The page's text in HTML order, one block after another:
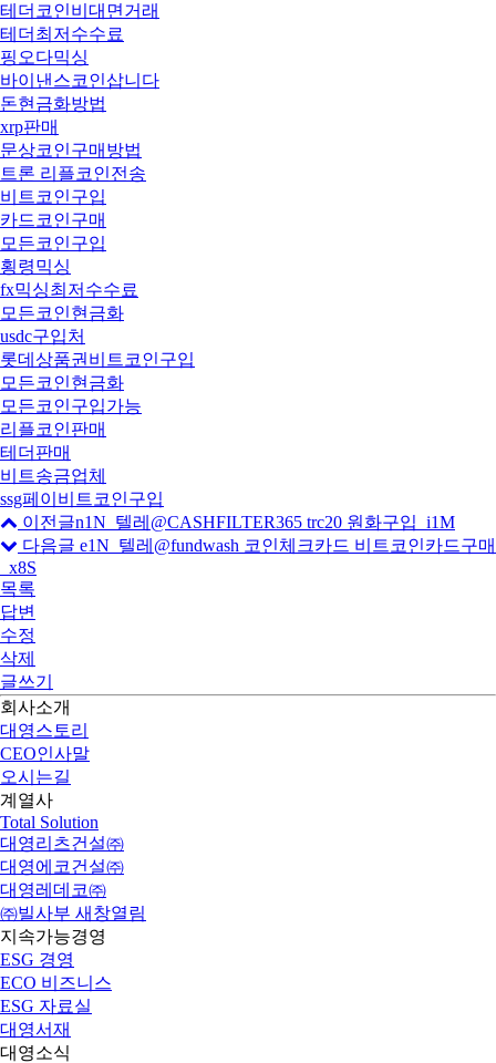
테더코인비대면거래
테더최저수수료
핑오다믹싱
바이낸스코인삽니다
돈현금화방법
xrp판매
문상코인구매방법
트론 리플코인전송
비트코인구입
카드코인구매
모든코인구입
횡령믹싱
fx믹싱최저수수료
모든코인현금화
usdc구입처
롯데상품권비트코인구입
모든코인현금화
모든코인구입가능
리플코인판매
테더판매
비트송금업체
ssg페이비트코인구입
이전글n1N_텔레@CASHFILTER365 trc20 원화구입_i1M
다음글 e1N_텔레@fundwash 코인체크카드 비트코인카드구매
_x8S
목록
답변
수정
삭제
글쓰기
회사소개
대영스토리
CEO인사말
오시는길
계열사
Total Solution
대영리츠건설㈜
대영에코건설㈜
대영레데코㈜
㈜빌사부 새창열림
지속가능경영
ESG 경영
ECO 비즈니스
ESG 자료실
대영서재
대영소식